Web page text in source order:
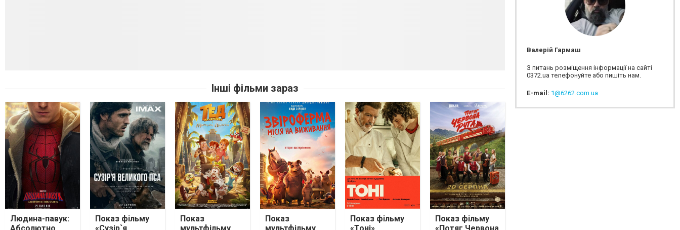
Інші фільми зараз
Людина-павук:
Абсолютно
Показ фільму
«Сузір`я
Показ
мультфільму
Показ
мультфільму
Показ фільму
«Тоні»
Показ фільму
«Потяг Червона
Валерій Гармаш
З питань розміщення інформації на сайті
0372.ua телефонуйте або пишіть нам.
E-mail: 1@6262.com.ua